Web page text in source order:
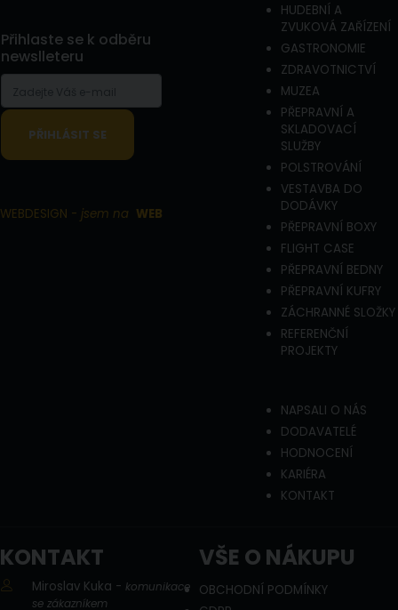
Přihlaste se k odběru
newslleteru
WEBDESIGN - jsem na WEB
HUDEBNÍ A
ZVUKOVÁ ZAŘÍZENÍ
GASTRONOMIE
ZDRAVOTNICTVÍ
MUZEA
PŘEPRAVNÍ A
SKLADOVACÍ
SLUŽBY
POLSTROVÁNÍ
VESTAVBA DO
DODÁVKY
PŘEPRAVNÍ BOXY
FLIGHT CASE
PŘEPRAVNÍ BEDNY
PŘEPRAVNÍ KUFRY
ZÁCHRANNÉ SLOŽKY
REFERENČNÍ
PROJEKTY
NAPSALI O NÁS
DODAVATELÉ
HODNOCENÍ
KARIÉRA
KONTAKT
KONTAKT
Miroslav Kuka - komunikace
se zákazníkem
VŠE O NÁKUPU
OBCHODNÍ PODMÍNKY